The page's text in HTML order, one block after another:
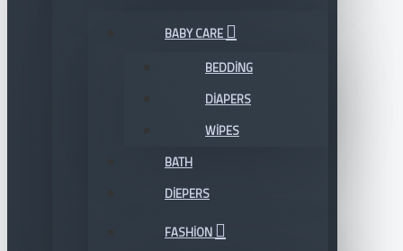
BABY CARE
BEDDING
DIAPERS
WIPES
BATH
DIEPERS
FASHION